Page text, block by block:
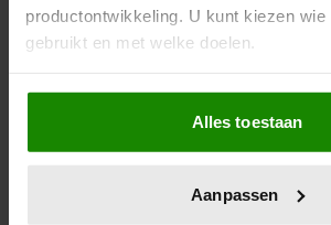
productontwikkeling. U kunt kiezen wie
gebruikt en met welke doelen.
Als u het toestaat, willen we ook graag:
Informatie verzamelen over uw
locatie, die tot een paar meter
scannen op specifieke
Alles toestaan
Aanpassen